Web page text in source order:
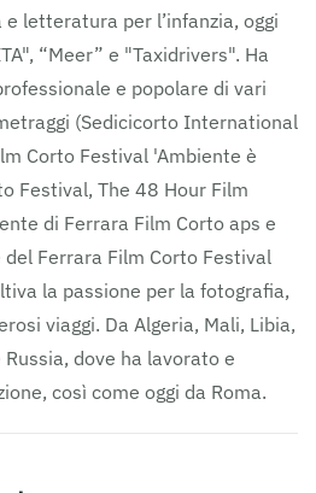
letteratura per l’infanzia, oggi
“Meer” e "Taxidrivers". Ha
e popolare di vari
(Sedicicorto International
Corto Festival 'Ambiente è
Festival, The 48 Hour Film
di Ferrara Film Corto aps e
Ferrara Film Corto Festival
la passione per la fotografia,
viaggi. Da Algeria, Mali, Libia,
Russia, dove ha lavorato e
così come oggi da Roma.